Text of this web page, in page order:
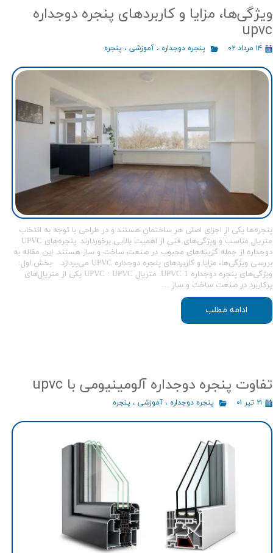
ویژگی‌ها، مزایا و کاربردهای پنجره دوجداره
upvc
۱۴ مرداد ۰۲ پنجره دوجداره ، آموزشی ، پنجره
پنجره‌ها یکی از اجزای اصلی هر ساختمان هستند و در طراحی با توجه به انتخاب
متریال مناسب و ویژگی‌های فنی از اهمیت بالایی برخوردارند. پنجره‌های UPVC
دوجداره از جمله گزینه‌های محبوب در صنعت ساخت و ساز هستند. این مقاله به
بررسی ویژگی‌ها، مزایا و کاربردهای پنجره دوجداره UPVC می‌پردازد. بخش اول:
ویژگی‌های پنجره دوجداره UPVC 1. متریال UPVC : UPVC یکی از متریال‌های
پرکاربرد در صنعت ساخت و ساز …
ادامه مطلب
تفاوت پنجره دوجداره آلومینیومی با upvc
۲۱ تیر ۰۱ پنجره دوجداره ، آموزشی ، پنجره